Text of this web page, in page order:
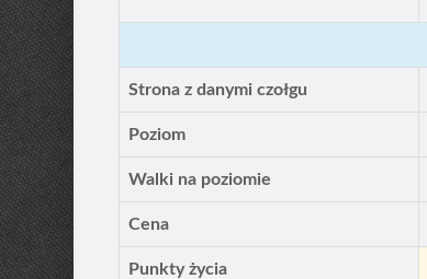
Strona z danymi czołgu
Poziom
Walki na poziomie
Cena
Punkty życia